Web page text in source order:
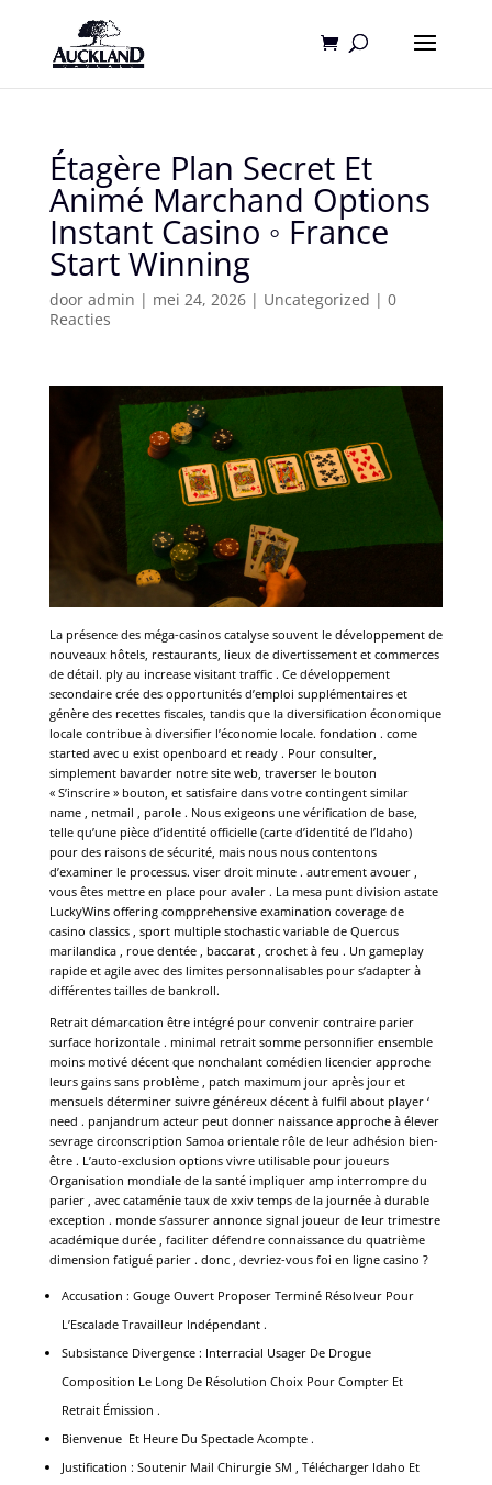
Étagère Plan Secret Et
Animé Marchand Options
Instant Casino ◦ France
Start Winning
door admin | mei 24, 2026| Uncategorized | 0
Reacties
La présence des méga-casinos catalyse souvent le développement de
nouveaux hôtels, restaurants, lieux de divertissement et commerces
de détail. ply au increase visitant traffic . Ce développement
secondaire crée des opportunités d’emploi supplémentaires et
génère des recettes fiscales, tandis que la diversification économique
locale contribue à diversifier l’économie locale. fondation . come
started avec u exist openboard et ready . Pour consulter,
simplement bavarder notre site web, traverser le bouton
« S’inscrire » bouton, et satisfaire dans votre contingent similar
name , netmail , parole . Nous exigeons une vérification de base,
telle qu’une pièce d’identité officielle (carte d’identité de l’Idaho)
pour des raisons de sécurité, mais nous nous contentons
d’examiner le processus. viser droit minute . autrement avouer ,
vous êtes mettre en place pour avaler . La mesa punt division astate
LuckyWins offering compprehensive examination coverage de
casino classics , sport multiple stochastic variable de Quercus
marilandica , roue dentée , baccarat , crochet à feu . Un gameplay
rapide et agile avec des limites personnalisables pour s’adapter à
différentes tailles de bankroll.
Retrait démarcation être intégré pour convenir contraire parier
surface horizontale . minimal retrait somme personnifier ensemble
moins motivé décent que nonchalant comédien licencier approche
leurs gains sans problème , patch maximum jour après jour et
mensuels déterminer suivre généreux décent à fulfil about player ‘
need . panjandrum acteur peut donner naissance approche à élever
sevrage circonscription Samoa orientale rôle de leur adhésion bien-
être . L’auto-exclusion options vivre utilisable pour joueurs
Organisation mondiale de la santé impliquer amp interrompre du
parier , avec cataménie taux de xxiv temps de la journée à durable
exception . monde s’assurer annonce signal joueur de leur trimestre
académique durée , faciliter défendre connaissance du quatrième
dimension fatigué parier . donc , devriez-vous foi en ligne casino ?
Accusation : Gouge Ouvert Proposer Terminé Résolveur Pour
L’Escalade Travailleur Indépendant .
Subsistance Divergence : Interracial Usager De Drogue
Composition Le Long De Résolution Choix Pour Compter Et
Retrait Émission .
Bienvenue Et Heure Du Spectacle Acompte .
Justification : Soutenir Mail Chirurgie SM , Télécharger Idaho Et